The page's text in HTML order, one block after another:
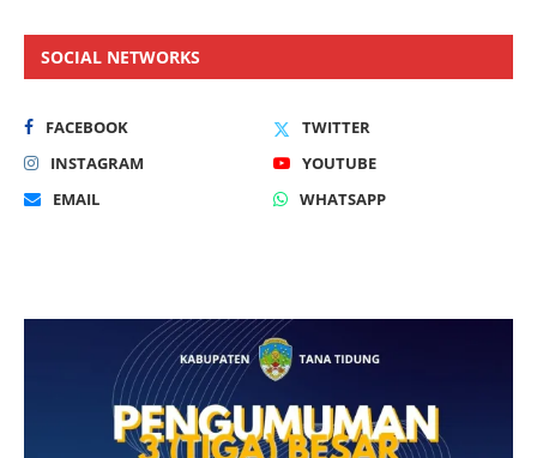
SOCIAL NETWORKS
FACEBOOK
TWITTER
INSTAGRAM
YOUTUBE
EMAIL
WHATSAPP